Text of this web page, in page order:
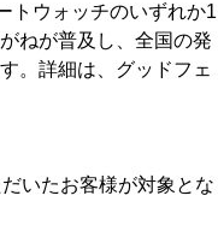
トウォッチのいずれか1
ねが普及し、全国の発
。詳細は、グッドフェ
いたお客様が対象とな